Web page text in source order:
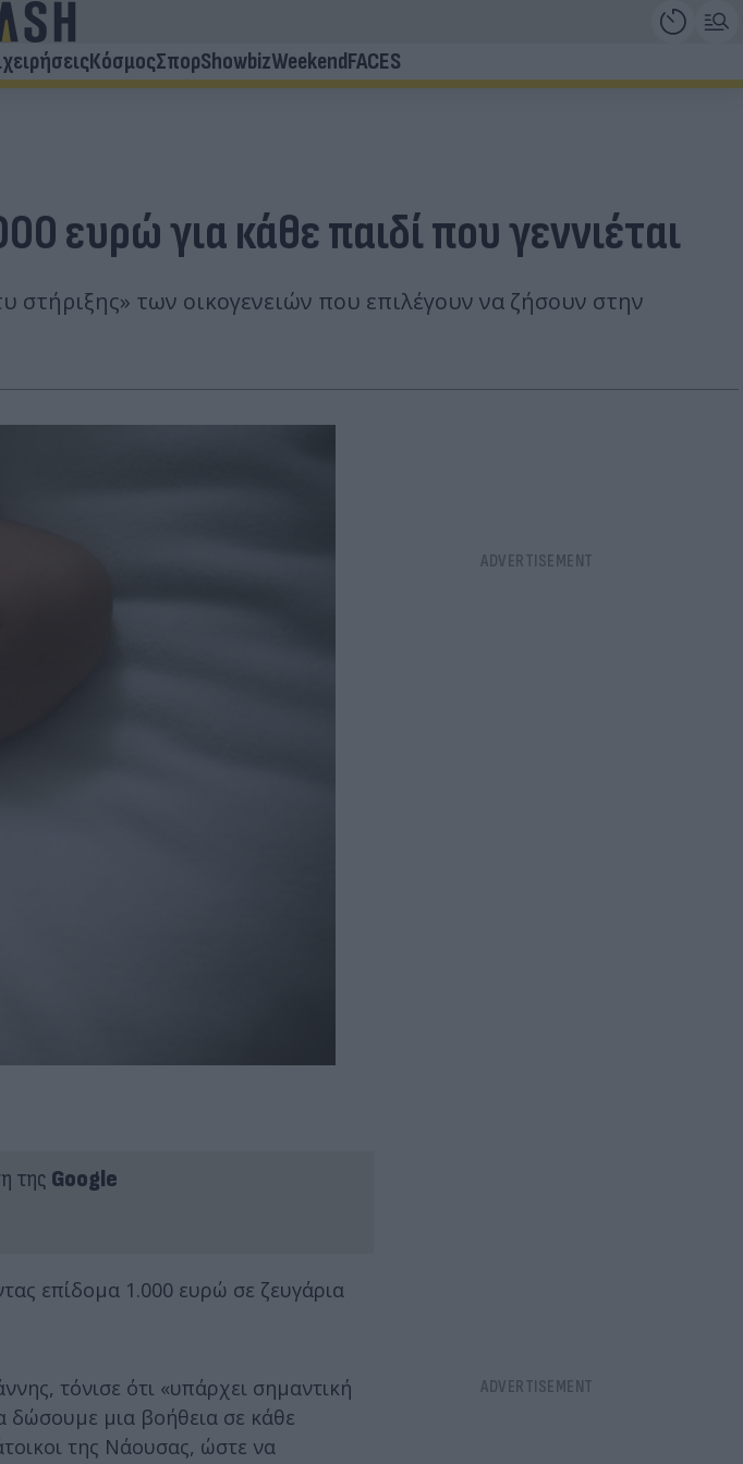
ΚόσμοςΣπορShowbizWeekendFACES
ευρώ για κάθε παιδί που γεννιέται
των οικογενειών που επιλέγουν να ζήσουν στην
της Google
επίδομα 1.000 ευρώ σε ζευγάρια
τόνισε ότι «υπάρχει σημαντική
δώσουμε μια βοήθεια σε κάθε
της Νάουσας, ώστε να